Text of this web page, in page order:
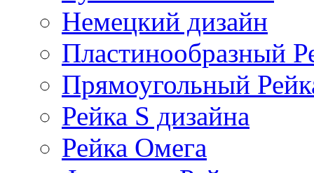
Немецкий дизайн
Пластинообразный
Прямоугольный
Рейка S дизайна
Рейка Омега